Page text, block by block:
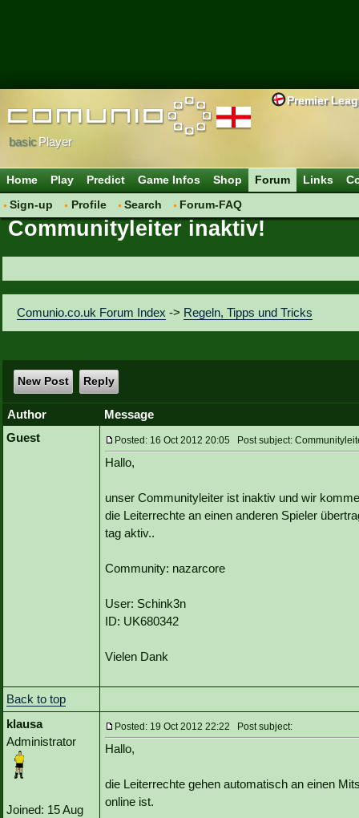
Premier
basicPlayer
Home Play Predict Game Infos Shop
Forum
Sign-up
Profile Search Forum-FAQ
Links
Communityleiter inaktiv!
Comunio.co.uk Forum Index -> Regeln, Tipps und Tricks
New Post Reply
Author
Message
Guest
Posted: 16 Oct 2012 20:05 Post subject:
Hallo,
unser Communityleiter ist inaktiv und wir
die Leiterrechte an einen anderen Spieler
tag aktiv..
Community: nazarcore
User: Schink3n
ID: UK680342
Vielen Dank
Back to top
klausa
Administrator
Joined: 15 Aug
Posted: 19 Oct 2012 22:22 Post subject:
Hallo,
die Leiterrechte gehen automatisch an einen
online ist.